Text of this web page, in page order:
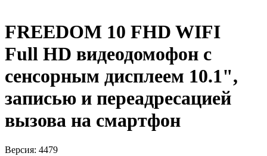
FREEDOM 10 FHD WIFI
Full HD видеодомофон с
сенсорным дисплеем 10.1",
записью и переадресацией
вызова на смартфон
Версия: 4479